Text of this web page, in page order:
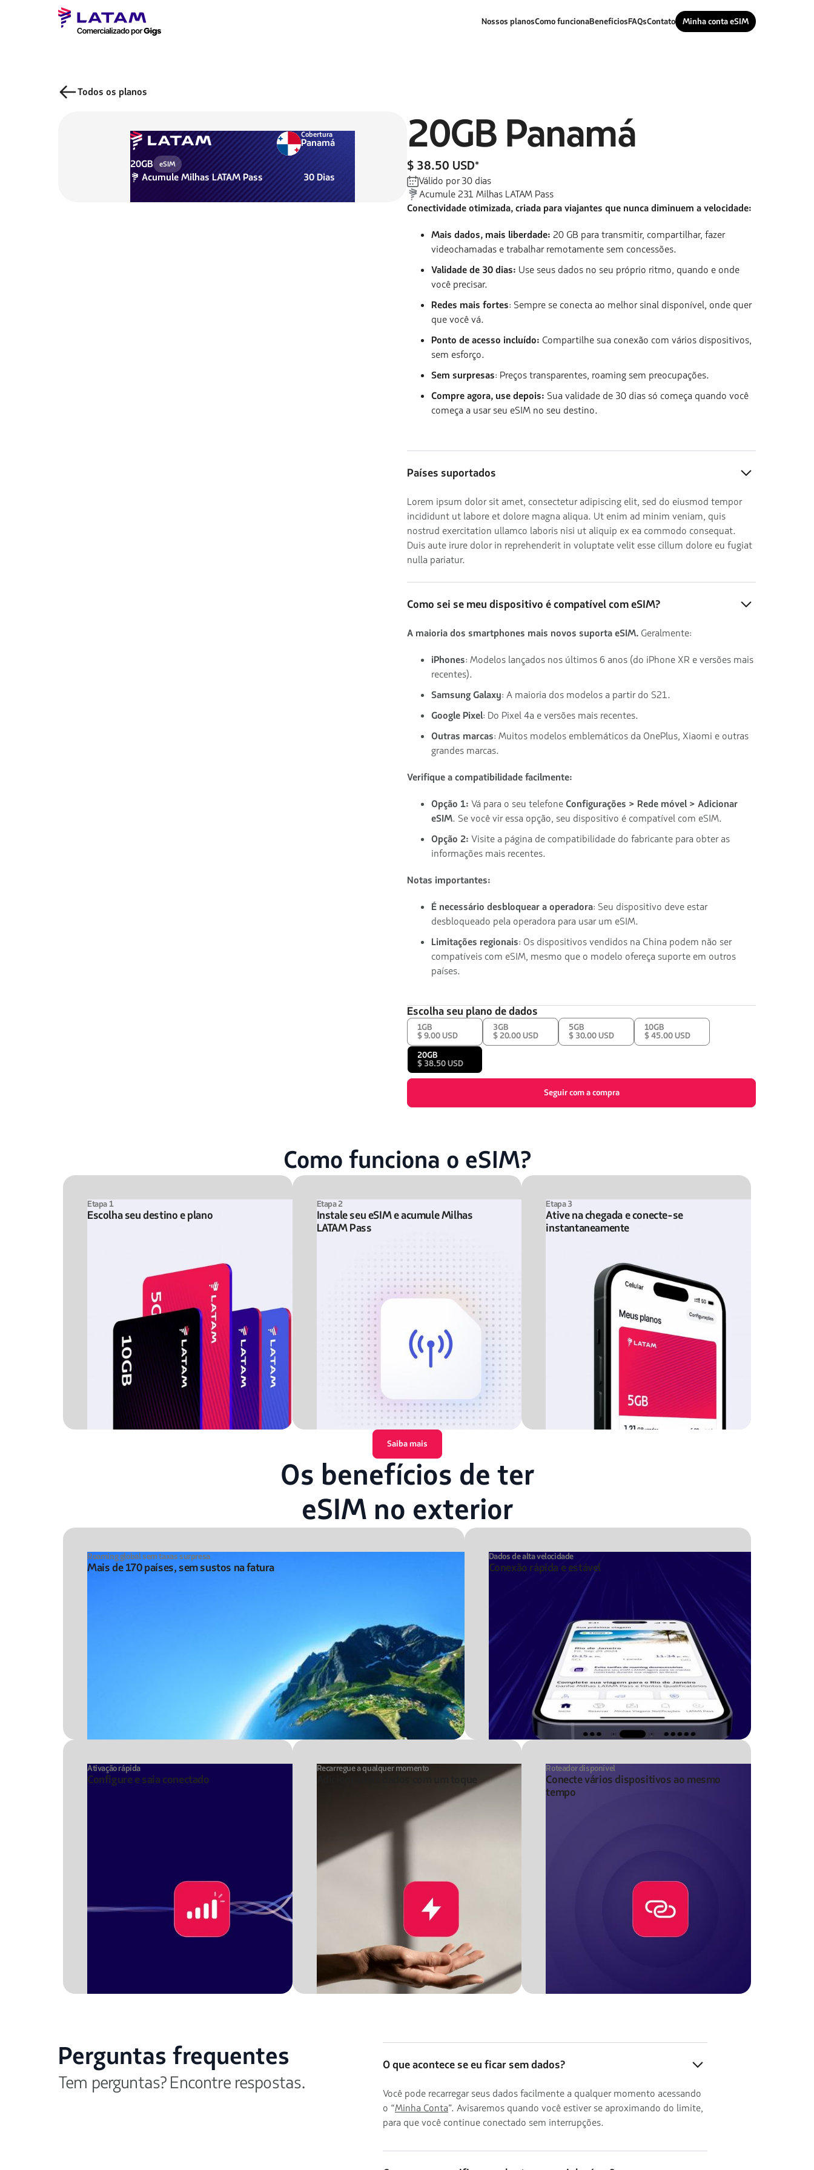
Nossos planosComo funcionaBenefíciosFAQsContato Minha conta eSIM
Todos os planos
Cobertura
Panamá
20GB
eSIM
AcumuleMilhas LATAM Pass 30Dias
20GB Panamá
$ 38.50 USD*
Válido por30dias
Acumule231 Milhas LATAM Pass
Conectividade otimizada, criada para viajantes que nunca diminuem a velocidade:
Mais dados, mais liberdade: 20 GB para transmitir, compartilhar, fazer
videochamadas e trabalhar remotamente sem concessões.
Validade de 30 dias: Use seus dados no seu próprio ritmo, quando e onde
você precisar.
Redes mais fortes: Sempre se conecta ao melhor sinal disponível, onde quer
que você vá.
Ponto de acesso incluído: Compartilhe sua conexão com vários dispositivos,
sem esforço.
Sem surpresas: Preços transparentes, roaming sem preocupações.
Compre agora, use depois: Sua validade de 30 dias só começa quando você
começa a usar seu eSIM no seu destino.
Países suportados
Lorem ipsum dolor sit amet, consectetur adipiscing elit, sed do eiusmod tempor
incididunt ut labore et dolore magna aliqua. Ut enim ad minim veniam, quis
nostrud exercitation ullamco laboris nisi ut aliquip ex ea commodo consequat.
Duis aute irure dolor in reprehenderit in voluptate velit esse cillum dolore eu fugiat
nulla pariatur.
Como sei se meu dispositivo é compatível com eSIM?
A maioria dos smartphones mais novos suporta eSIM. Geralmente:
iPhones: Modelos lançados nos últimos 6 anos (do iPhone XR e versões mais
recentes).
Samsung Galaxy: A maioria dos modelos a partir do S21.
Google Pixel: Do Pixel 4a e versões mais recentes.
Outras marcas: Muitos modelos emblemáticos da OnePlus, Xiaomi e outras
grandes marcas.
Verifique a compatibilidade facilmente:
Opção 1: Vá para o seu telefoneConfigurações > Rede móvel > Adicionar
eSIM. Se você vir essa opção, seu dispositivo é compatível com eSIM.
Opção 2: Visite a página de compatibilidade do fabricante para obter as
informações mais recentes.
Notas importantes:
É necessário desbloquear a operadora: Seu dispositivo deve estar
desbloqueado pela operadora para usar um eSIM.
Limitações regionais: Os dispositivos vendidos na China podem não ser
compatíveis com eSIM, mesmo que o modelo ofereça suporte em outros
países.
Escolha seu plano de dados
1GB
$ 9.00 USD
3GB
$ 20.00 USD
5GB
$ 30.00 USD
10GB
$ 45.00 USD
20GB
$ 38.50 USD
Seguir com a compra
Como funciona o eSIM?
Etapa 1
Escolha seu destino e plano
Etapa 2
Instale seu eSIM e acumule Milhas
LATAM Pass
Etapa 3
Ative na chegada e conecte-se
instantaneamente
Saiba mais
Os benefícios de ter
eSIM no exterior
Roaming global sem taxas surpresa
Mais de 170 países, sem sustos na fatura
Dados de alta velocidade
Conexão rápida e estável
Ativação rápida
Configure e saia conectado
Recarregue a qualquer momento Roteador disponível
Conecte vários dispositivos ao mesmo
tempo
Perguntas frequentes
Tem perguntas? Encontre respostas.
O que acontece se eu ficar sem dados?
Você pode recarregar seus dados facilmente a qualquer momento acessando
o “Minha Conta”. Avisaremos quando você estiver se aproximando do limite,
para que você continue conectado sem interrupções.